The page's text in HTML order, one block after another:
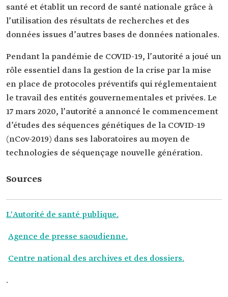
santé et établit un record de santé nationale grâce à
l’utilisation des résultats de recherches et des
données issues d’autres bases de données nationales.
Pendant la pandémie de COVID-19, l’autorité a joué un
rôle essentiel dans la gestion de la crise par la mise
en place de protocoles préventifs qui réglementaient
le travail des entités gouvernementales et privées. Le
17 mars 2020, l’autorité a annoncé le commencement
d’études des séquences génétiques de la COVID-19
(nCov-2019) dans ses laboratoires au moyen de
technologies de séquençage nouvelle génération.
Sources
L'Autorité de santé publique.
Agence de presse saoudienne.
Centre national des archives et des dossiers.
.